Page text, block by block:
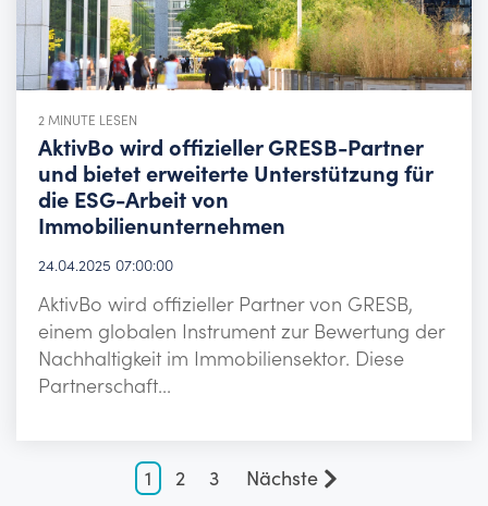
2 MINUTE LESEN
AktivBo wird offizieller GRESB-Partner
und bietet erweiterte Unterstützung für
die ESG-Arbeit von
Immobilienunternehmen
24.04.2025 07:00:00
AktivBo wird offizieller Partner von GRESB,
einem globalen Instrument zur Bewertung der
Nachhaltigkeit im Immobiliensektor. Diese
Partnerschaft...
1 2 3 Nächste